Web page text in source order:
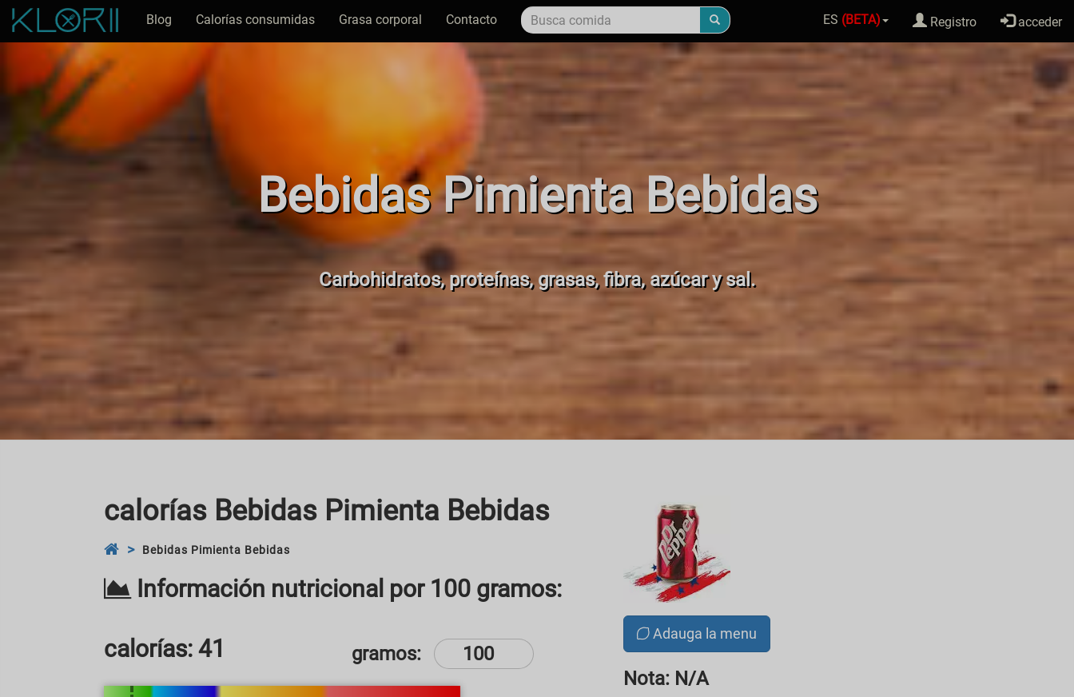
Blog Calorías consumidas Grasa corporal Contacto ES (BETA) Registro acceder
Bebidas Pimienta Bebidas
Carbohidratos, proteínas, grasas, fibra, azúcar y sal.
calorías Bebidas Pimienta Bebidas
Bebidas Pimienta Bebidas
Información nutricional por 100 gramos:
calorías:41 gramos:
Adauga la menu
Nota: N/A